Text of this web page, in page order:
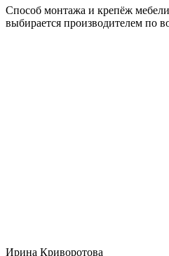
Способ монтажа и крепёж
выбирается производителем по
Ирина Криворотова